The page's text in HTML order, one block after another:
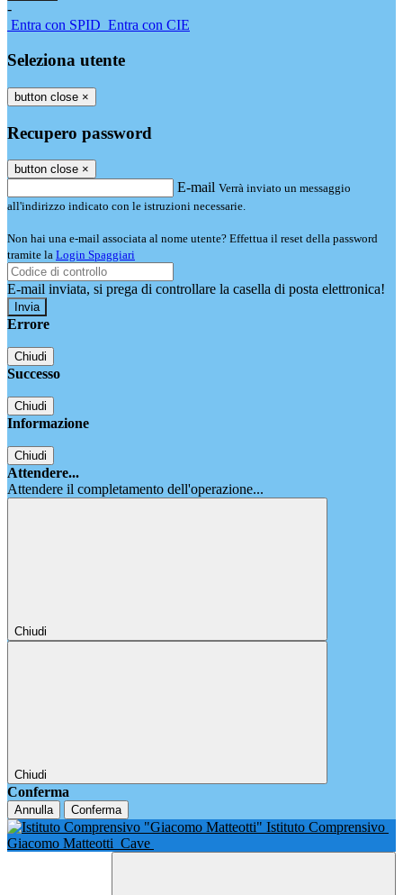
-
Entra con SPID Entra con CIE
Seleziona utente
button close ×
Recupero password
button close ×
E-mail Verrà inviato un messaggio
all'indirizzo indicato con le istruzioni necessarie.
Non hai una e-mail associata al nome utente? Effettua il reset della password
tramite la Login Spaggiari
E-mail inviata, si prega di controllare la casella di posta elettronica!
Errore
Chiudi
Successo
Chiudi
Informazione
Chiudi
Attendere...
Attendere il completamento dell'operazione...
Chiudi
Chiudi
Conferma
Annulla Conferma
Istituto Comprensivo
Giacomo Matteotti Cave